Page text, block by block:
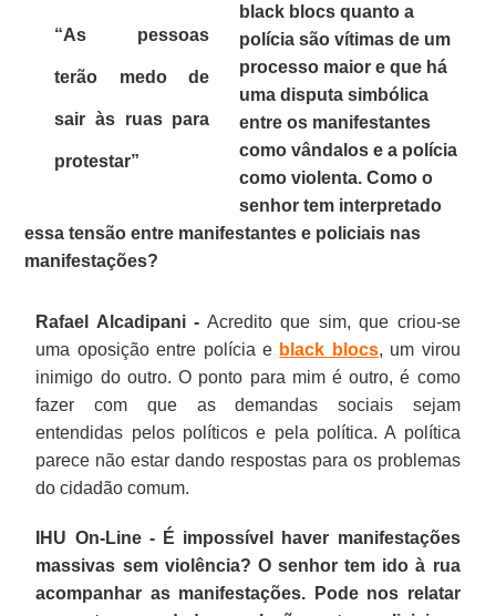
“As pessoas
terão medo de
sair às ruas para
protestar”
black blocs quanto a
polícia são vítimas de um
processo maior e que há
uma disputa simbólica
entre os manifestantes
como vândalos e a polícia
como violenta. Como o
senhor tem interpretado
essa tensão entre manifestantes e policiais nas
manifestações?
Rafael Alcadipani - Acredito que sim, que criou-se
uma oposição entre polícia e black blocs, um virou
inimigo do outro. O ponto para mim é outro, é como
fazer com que as demandas sociais sejam
entendidas pelos políticos e pela política. A política
parece não estar dando respostas para os problemas
do cidadão comum.
IHU On-Line - É impossível haver manifestações
massivas sem violência? O senhor tem ido à rua
acompanhar as manifestações. Pode nos relatar